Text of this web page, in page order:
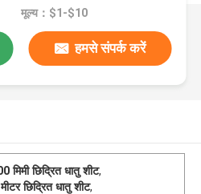
मूल्य：$1-$10
हमसे संपर्क करें
मिमी छिद्रित धातु शीट,
छिद्रित धातु शीट,